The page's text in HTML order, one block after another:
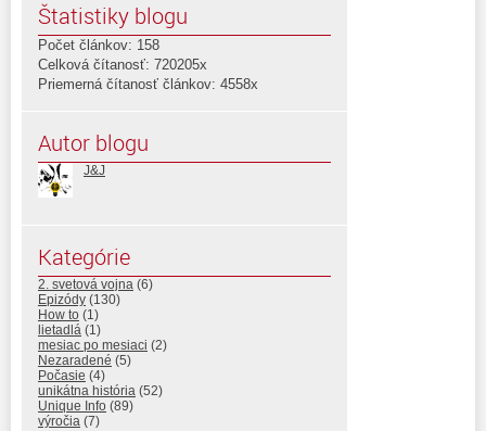
Štatistiky blogu
Počet článkov: 158
Celková čítanosť: 720205x
Priemerná čítanosť článkov: 4558x
Autor blogu
J&J
Kategórie
2. svetová vojna (6)
Epizódy (130)
How to (1)
lietadlá (1)
mesiac po mesiaci (2)
Nezaradené (5)
Počasie (4)
unikátna história (52)
Unique Info (89)
výročia (7)